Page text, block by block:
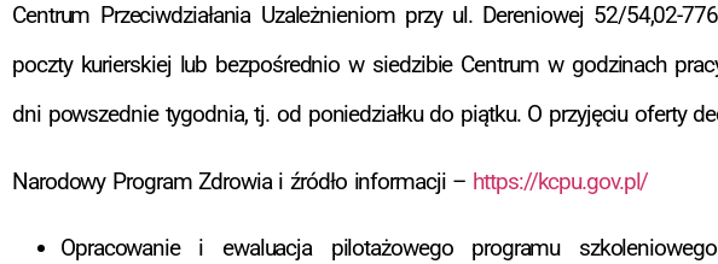
Centrum Przeciwdziałania Uzależnieniom przy ul. Dereniowej 52/54,02-
poczty kurierskiej lub bezpośrednio w siedzibie Centrum w godzinach
dni powszednie tygodnia, tj. od poniedziałku do piątku. O przyjęciu oferty
Narodowy Program Zdrowia i źródło informacji – https://kcpu.gov.pl/
Opracowanie i ewaluacja pilotażowego programu